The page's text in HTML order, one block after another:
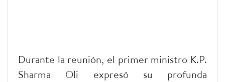
Durante la reunión, el primer ministro K.P.
Sharma Oli expresó su profunda